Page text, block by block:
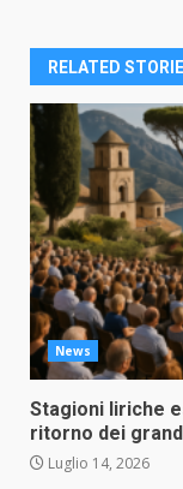
RELATED
News
Stagioni liriche
ritorno dei
Luglio 14, 2026